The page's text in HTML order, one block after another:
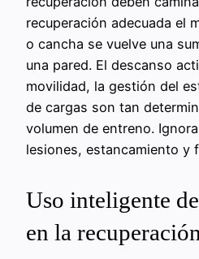
recuperación adecuada el
o cancha se vuelve una
una pared. El descanso
movilidad, la gestión del
de cargas son tan
volumen de entreno.
lesiones, estancamiento y
Uso inteligente
en la recuperación